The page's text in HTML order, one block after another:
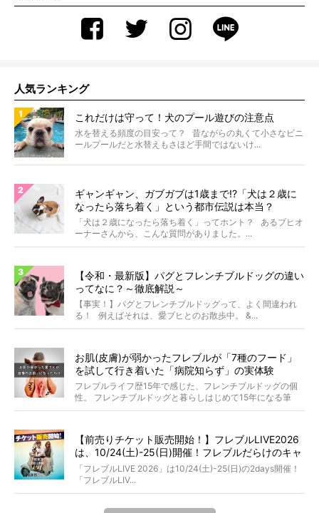
人気ランキング
これだけは守って！犬のプール遊びの注意点
水を替える頻度の目安って？ 昔ながらの丸くて小さなビニ
ールプールだと水替えもさほど手間ではないけ...
ギャンギャン、ガブガブは1歳まで!?「犬は２歳に
なったら落ち着く」という都市伝説は本当？
「犬は２歳になったら落ち着く」ってホント？ あるブヒオ
ーナーさんから、こんな質問がありました。...
【令和・最新版】パグとフレンチブルドッグの違い
ってなに？～徹底解説～
【事実！】パグとフレンチブルドッグって、よく間違われ
る！ 例えばそれは、愛ブヒとのお散歩中。 &...
お肌(皮膚)が弱かったフレブルが「7種のフード」
を試して行き着いた「病院知らず」の実体験
フレブルライフ歴15年で感じた、フレンチブルドッグの個
性。 フレンチブルドッグと暮らしはじめて15年になる筆
者...
【前売りチケット販売開始！】フレブルLIVE2026
は、10/24(土)-25(日)開催！フレブルだらけのキャ
ンプ・前夜祭・バスプランも新登場!?
「フレブルLIVE 2026」は10/24(土)-25(日)の2days開催！
「フレブルLIV...